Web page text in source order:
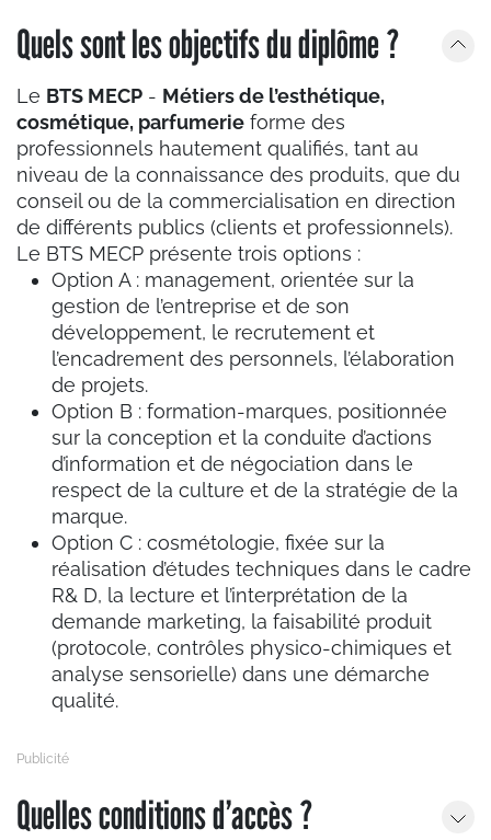
Quels sont les objectifs du diplôme ?
Le BTS MECP - Métiers de l’esthétique,
cosmétique, parfumerie forme des
professionnels hautement qualifiés, tant au
niveau de la connaissance des produits, que du
conseil ou de la commercialisation en direction
de différents publics (clients et professionnels).
Le BTS MECP présente trois options :
Option A : management, orientée sur la
gestion de l’entreprise et de son
développement, le recrutement et
l’encadrement des personnels, l’élaboration
de projets.
Option B : formation-marques, positionnée
sur la conception et la conduite d’actions
d’information et de négociation dans le
respect de la culture et de la stratégie de la
marque.
Option C : cosmétologie, fixée sur la
réalisation d’études techniques dans le cadre
R& D, la lecture et l’interprétation de la
demande marketing, la faisabilité produit
(protocole, contrôles physico-chimiques et
analyse sensorielle) dans une démarche
qualité.
Quelles conditions d’accès ?